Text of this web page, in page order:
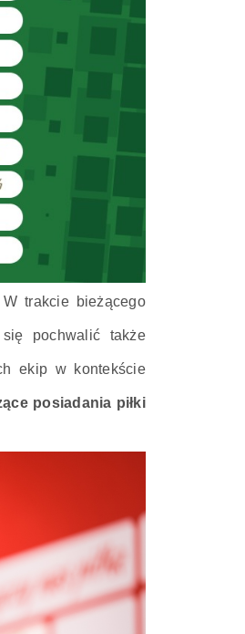
trakcie bieżącego
pochwalić także
ekip w kontekście
posiadania piłki